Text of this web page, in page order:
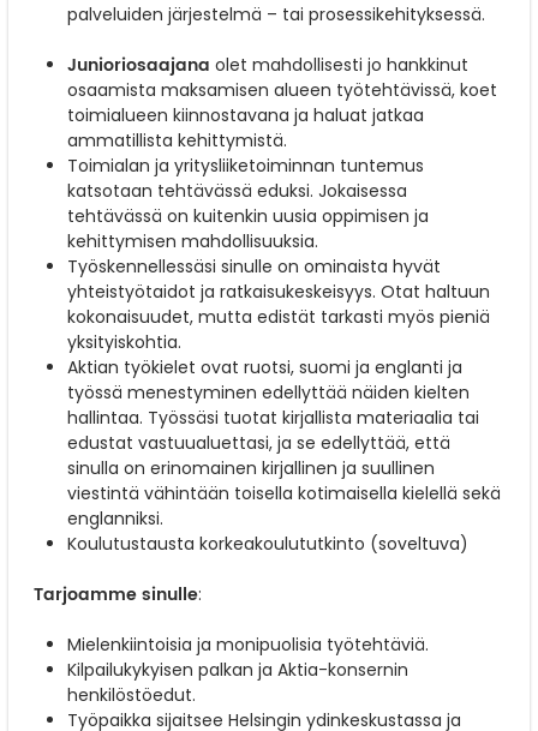
palveluiden järjestelmä – tai prosessikehityksessä.
Junioriosaajana olet mahdollisesti jo hankkinut
osaamista maksamisen alueen työtehtävissä, koet
toimialueen kiinnostavana ja haluat jatkaa
ammatillista kehittymistä.
Toimialan ja yritysliiketoiminnan tuntemus
katsotaan tehtävässä eduksi. Jokaisessa
tehtävässä on kuitenkin uusia oppimisen ja
kehittymisen mahdollisuuksia.
Työskennellessäsi sinulle on ominaista hyvät
yhteistyötaidot ja ratkaisukeskeisyys. Otat haltuun
kokonaisuudet, mutta edistät tarkasti myös pieniä
yksityiskohtia.
Aktian työkielet ovat ruotsi, suomi ja englanti ja
työssä menestyminen edellyttää näiden kielten
hallintaa. Työssäsi tuotat kirjallista materiaalia tai
edustat vastuualuettasi, ja se edellyttää, että
sinulla on erinomainen kirjallinen ja suullinen
viestintä vähintään toisella kotimaisella kielellä sekä
englanniksi.
Koulutustausta korkeakoulututkinto (soveltuva)
Tarjoamme sinulle:
Mielenkiintoisia ja monipuolisia työtehtäviä.
Kilpailukykyisen palkan ja Aktia-konsernin
henkilöstöedut.
Työpaikka sijaitsee Helsingin ydinkeskustassa ja